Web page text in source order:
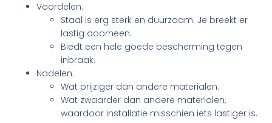
Voordelen:
Staal is erg sterk en duurzaam. Je breekt er
lastig doorheen.
Biedt een hele goede bescherming tegen
inbraak.
Nadelen:
Wat prijziger dan andere materialen.
Wat zwaarder dan andere materialen,
waardoor installatie misschien iets lastiger is.